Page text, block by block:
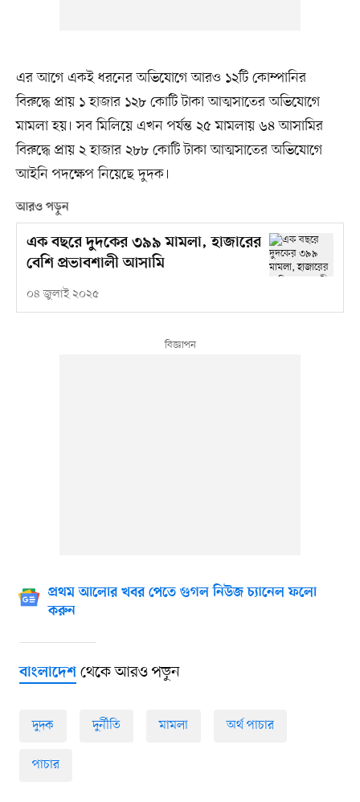
এর আগে একই ধরনের অভিযোগে আরও ১২টি কোম্পানির
বিরুদ্ধে প্রায় ১ হাজার ১২৮ কোটি টাকা আত্মসাতের অভিযোগে
মামলা হয়। সব মিলিয়ে এখন পর্যন্ত ২৫ মামলায় ৬৪ আসামির
বিরুদ্ধে প্রায় ২ হাজার ২৮৮ কোটি টাকা আত্মসাতের অভিযোগে
আইনি পদক্ষেপ নিয়েছে দুদক।
আরও পড়ুন
এক বছরে দুদকের ৩৯৯ মামলা, হাজারের
বেশি প্রভাবশালী আসামি
০৪ জুলাই ২০২৫
প্রথম আলোর খবর পেতে গুগল নিউজ চ্যানেল ফলো
করুন
বাংলাদেশথেকে আরও পড়ুন
দুদক দুর্নীতি মামলা অর্থ পাচার
পাচার